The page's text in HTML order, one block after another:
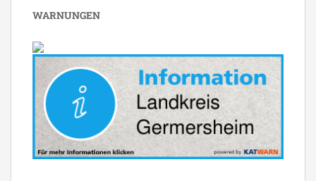
WARNUNGEN